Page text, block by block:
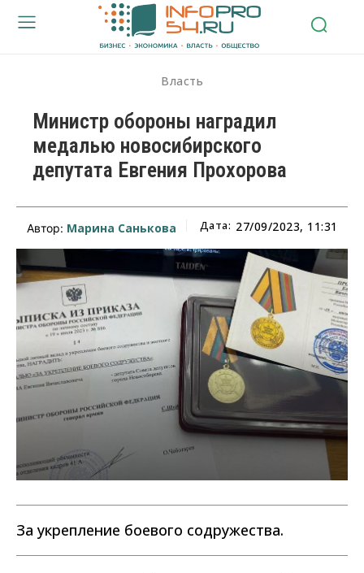
Власть
Министр обороны наградил
медалью новосибирского
депутата Евгения Прохорова
Автор: Марина Санькова Дата: 27/09/2023, 11:31
За укрепление боевого содружества.